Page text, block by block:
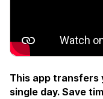
This app transfers
single day. Save